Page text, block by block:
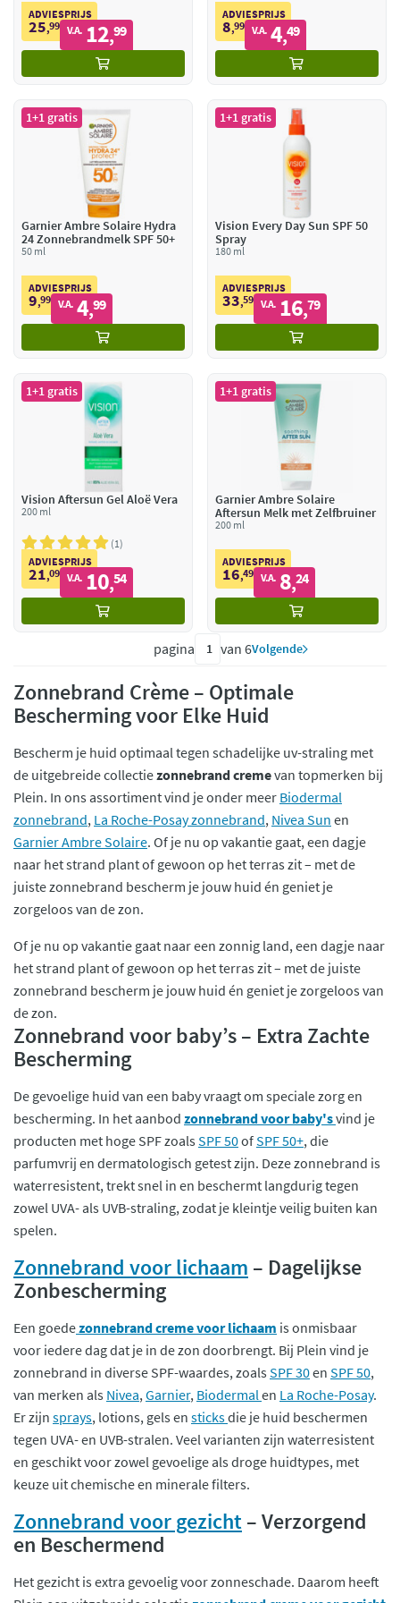
ADVIESPRIJS
25,99 V.A. 12,99
ADVIESPRIJS
8,99 V.A. 4,49
1+1 gratis
Garnier Ambre Solaire Hydra
24 Zonnebrandmelk SPF 50+
50 ml
ADVIESPRIJS
9,99 V.A. 4,99
1+1 gratis
Vision Every Day Sun SPF 50
Spray
180 ml
ADVIESPRIJS
33,59 V.A. 16,79
1+1 gratis
Vision Aftersun Gel Aloë Vera
200 ml
1
ADVIESPRIJS
21,09 V.A. 10,54
1+1 gratis
Garnier Ambre Solaire
Aftersun Melk met Zelfbruiner
200 ml
ADVIESPRIJS
16,49 V.A. 8,24
pagina van 6Volgende
Zonnebrand Crème – Optimale
Bescherming voor Elke Huid
Bescherm je huid optimaal tegen schadelijke uv-straling met
de uitgebreide collectiezonnebrand cremevan topmerken bij
Plein. In ons assortiment vind je onder meer Biodermal
zonnebrand, La Roche-Posay zonnebrand, Nivea Sun en
Garnier Ambre Solaire. Of je nu op vakantie gaat, een dagje
naar het strand plant of gewoon op het terras zit – met de
juiste zonnebrand bescherm je jouw huid én geniet je
zorgeloos van de zon.
Of je nu op vakantie gaat naar een zonnig land, een dagje naar
het strand plant of gewoon op het terras zit – met de juiste
zonnebrand bescherm je jouw huid én geniet je zorgeloos van
de zon.
Zonnebrand voor baby’s – Extra Zachte
Bescherming
De gevoelige huid van een baby vraagt om speciale zorg en
bescherming. In het aanbod zonnebrand voor baby'svind je
producten met hoge SPF zoalsSPF 50ofSPF 50+, die
parfumvrij en dermatologisch getest zijn. Deze zonnebrand is
waterresistent, trekt snel in en beschermt langdurig tegen
zowel UVA- als UVB-straling, zodat je kleintje veilig buiten kan
spelen.
Zonnebrand voor lichaam – Dagelijkse
Zonbescherming
Een goedezonnebrand creme voor lichaam is onmisbaar
voor iedere dag dat je in de zon doorbrengt. Bij Plein vind je
zonnebrand in diverse SPF-waardes, zoalsSPF 30en SPF 50,
van merken als Nivea, Garnier, Biodermal en La Roche-Posay.
Er zijn sprays, lotions, gels en sticksdie je huid beschermen
tegen UVA- en UVB-stralen. Veel varianten zijn waterresistent
en geschikt voor zowel gevoelige als droge huidtypes, met
keuze uit chemische en minerale filters.
Zonnebrand voor gezicht– Verzorgend
en Beschermend
Het gezicht is extra gevoelig voor zonneschade. Daarom heeft